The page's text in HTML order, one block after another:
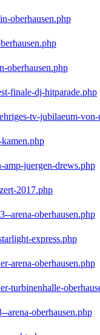
oberhausen.php
oberhausen.php
finale-dj-hitparade.php
tv-jubilaeum-
amp-juergen-drews.php
2017.php
arena-oberhausen.php
express.php
arena-oberhausen.php
turbinenhalle-
arena-oberhausen.php